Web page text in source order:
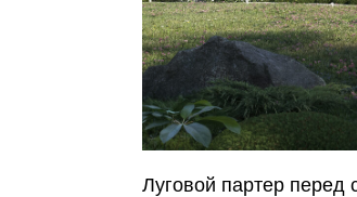
Луговой партер